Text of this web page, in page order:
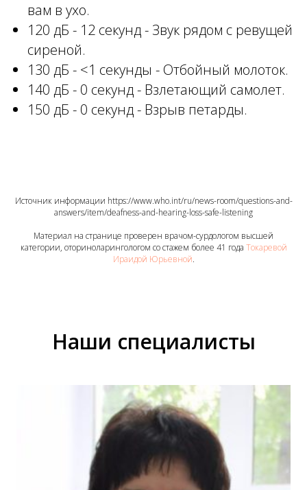
вам в ухо.
120 дБ - 12 секунд - Звук рядом с ревущей
сиреной.
130 дБ - <1 секунды - Отбойный молоток.
140 дБ - 0 секунд - Взлетающий самолет.
150 дБ - 0 секунд - Взрыв петарды.
Источник информации https://www.who.int/ru/news-room/questions-and-
answers/item/deafness-and-hearing-loss-safe-listening
Материал на странице проверен врачом-сурдологом высшей
категории, оториноларингологом со стажем более 41 года Токаревой
Ираидой Юрьевной.
Наши специалисты